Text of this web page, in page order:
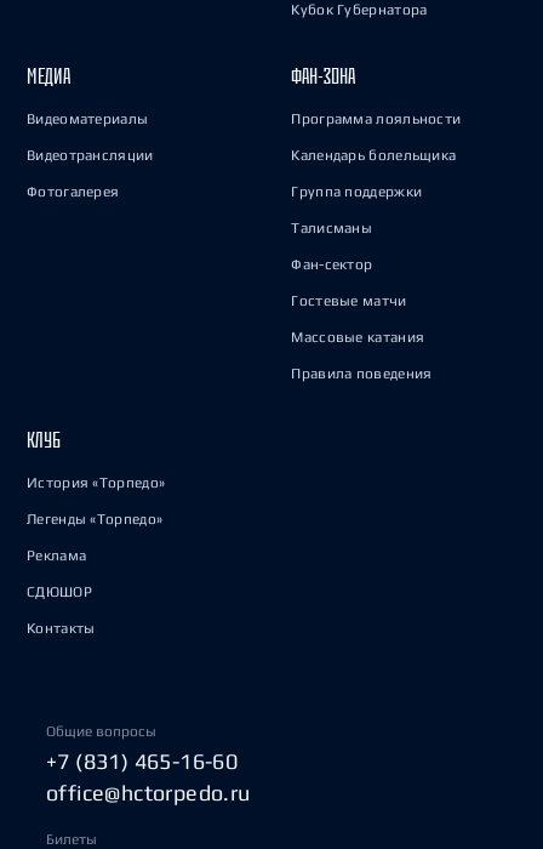
Кубок Губернатора
МЕДИА
Видеоматериалы
Видеотрансляции
Фотогалерея
ФАН-ЗОНА
Программа лояльности
Календарь болельщика
Группа поддержки
Талисманы
Фан-сектор
Гостевые матчи
Массовые катания
Правила поведения
КЛУБ
История «Торпедо»
Легенды «Торпедо»
Реклама
СДЮШОР
Контакты
Общие вопросы
+7 (831) 465-16-60
office@hctorpedo.ru
Билеты